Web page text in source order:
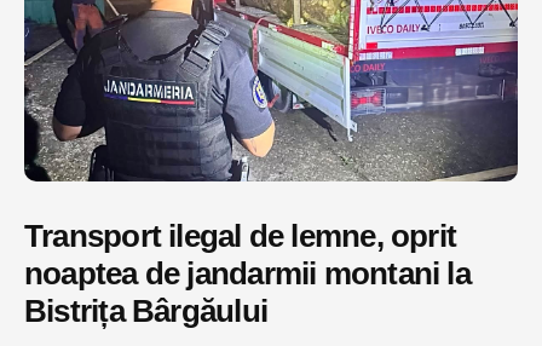
Transport ilegal de lemne, oprit
noaptea de jandarmii montani la
Bistrița Bârgăului